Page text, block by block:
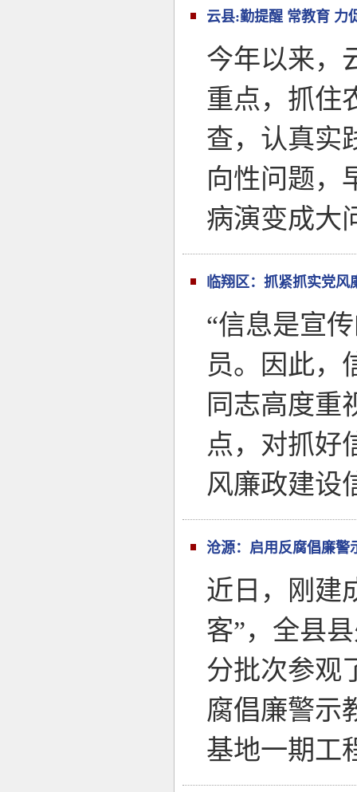
云县:勤提醒 常教育 力
今年以来，
重点，抓住
查，认真实
向性问题，
病演变成大
临翔区：抓紧抓实党风
“信息是宣
员。因此，
同志高度重
点，对抓好
风廉政建设
沧源：启用反腐倡廉警
近日，刚建
客”，全县
分批次参观
腐倡廉警示
基地一期工